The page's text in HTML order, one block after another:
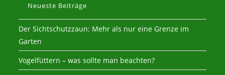
Neueste Beiträge
Der Sichtschutzzaun: Mehr als nur eine Grenze im
Garten
Vogelfüttern – was sollte man beachten?